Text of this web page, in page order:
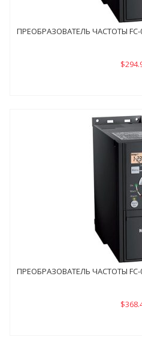
ПРЕОБРАЗОВАТЕЛЬ ЧАСТОТЫ FC-
ПРЕОБРАЗОВАТЕЛЬ ЧАСТОТЫ FC-